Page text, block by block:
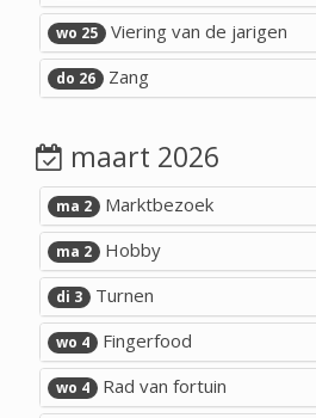
wo 25 Viering van de jarigen
do 26 Zang
maart 2026
ma 2 Marktbezoek
ma 2 Hobby
di 3 Turnen
wo 4 Fingerfood
wo 4 Rad van fortuin